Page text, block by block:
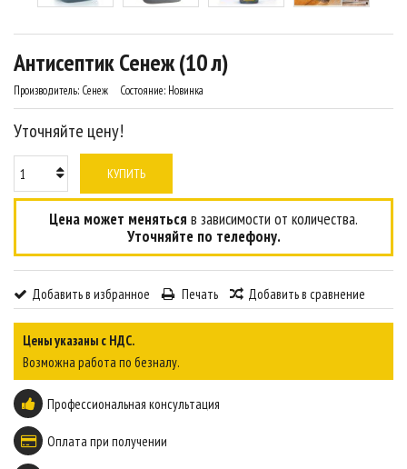
Антисептик Сенеж (10 л)
Производитель: Сенеж Состояние: Новинка
Уточняйте цену!
КУПИТЬ
Цена может меняться в зависимости от количества.
Уточняйте по телефону.
Добавить в избранное Печать Добавить в сравнение
Цены указаны с НДС.
Возможна работа по безналу.
Профессиональная консультация
Оплата при получении